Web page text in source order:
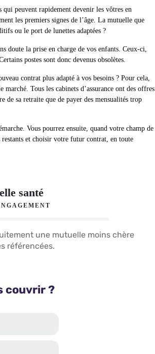
peuvent rapidement devenir les vôtres en
les premiers signes de l’âge. La mutuelle que
ou le port de lunettes adaptées ?
doute la prise en charge de vos enfants. Ceux-ci,
postes sont donc devenus obsolètes.
contrat plus adapté à vos besoins ? Pour cela,
Tous les cabinets d’assurance ont des offres
sa retraite que de payer des mensualités trop
Vous pourrez ensuite, quand votre champ de
restants et choisir votre futur contrat, en toute
santé